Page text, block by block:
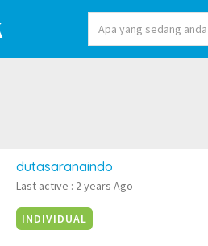
dutasaranaindo
Last active : 2 years Ago
INDIVIDUAL